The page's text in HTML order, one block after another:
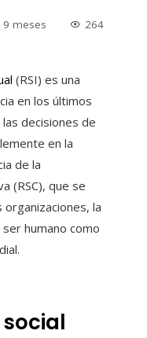
9 meses 264
(RSI) es una
en los últimos
decisiones de
en la
de la
(RSC), que se
la
humano como